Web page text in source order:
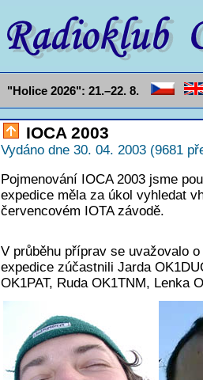
"Holice 2026": 21.–22. 8.
IOCA 2003
Vydáno dne 30. 04. 2003 (9681
Pojmenování IOCA 2003 jsme
expedice měla za úkol vyhledat
červencovém IOTA závodě.
V průběhu příprav se uvažovalo
expedice zúčastnili Jarda
OK1PAT, Ruda OK1TNM, Lenka